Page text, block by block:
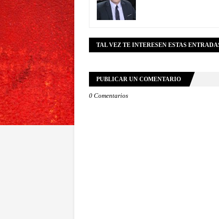
TAL VEZ TE INTERESEN ESTAS
PUBLICAR UN COMENTARIO
0 Comentarios